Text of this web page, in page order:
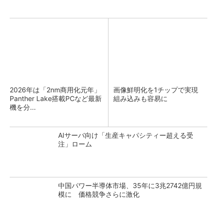
2026年は「2nm商用化元年」
Panther Lake搭載PCなど最新
機を分...
画像鮮明化を1チップで実現
組み込みも容易に
AIサーバ向け「生産キャパシティー超える受
注」ローム
中国パワー半導体市場、35年に3兆2742億円規
模に 価格競争さらに激化